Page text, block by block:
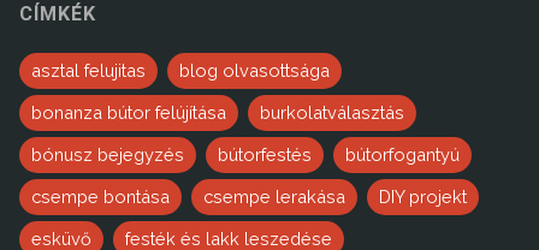
CÍMKÉK
asztal felujitas blog olvasottsága
bonanza bútor felújítása burkolatválasztás
bónusz bejegyzés bútorfestés bútorfogantyú
csempe bontása csempe lerakása DIY projekt
esküvő festék és lakk leszedése